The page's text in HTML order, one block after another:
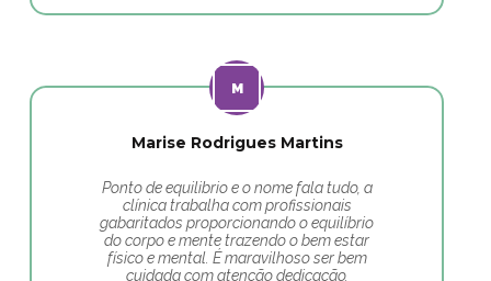
Marise Rodrigues Martins
Ponto de equilibrio e o nome fala tudo, a
clínica trabalha com profissionais
gabaritados proporcionando o equilíbrio
do corpo e mente trazendo o bem estar
físico e mental. É maravilhoso ser bem
cuidada com atenção dedicação.